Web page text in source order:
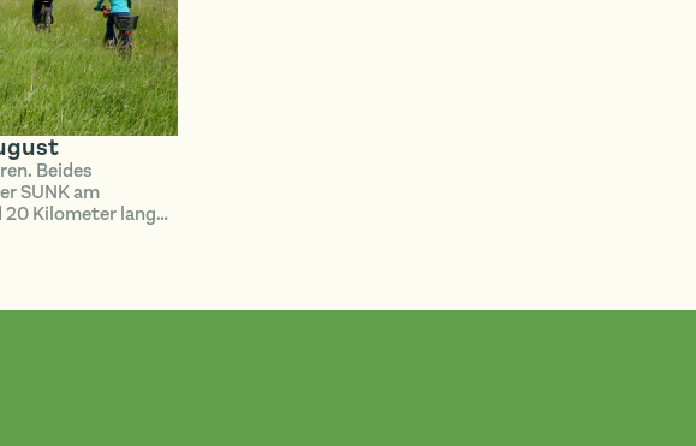
Beides
SUNK am
Kilometer langen